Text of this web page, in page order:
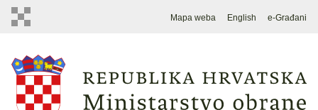
Mapa weba English e-Građani